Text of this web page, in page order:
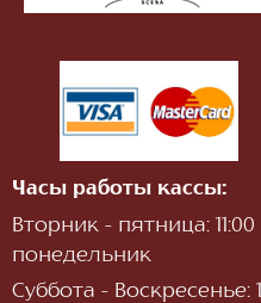
Часы работы кассы:
Вторник - пятница:
понедельник
Суббота - Воскресенье: